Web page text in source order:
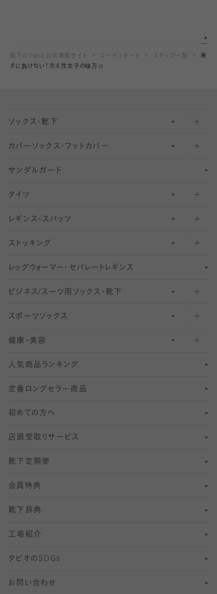
靴下のTabio公式通販サイト コーディネート スタッフ一覧
寒
さに負けない！冷え性女子の味方☆
ソックス・靴下
五本指ソックス・靴下
足袋ソックス・靴下
無地・プレーンソックス・靴下
柄ソックス・靴下
スニーカー（くるぶし）用ソックス
アンクル・ショートソックス（くるぶし上）
クルーソックス（ふくらはぎ下）
ハイソックス
オーバーニー・ニーハイソックス
カバーソックス・フットカバー
フットカバー・カバーソックス（深め）
フットカバー・カバーソックス（ふつう）
フットカバー・カバーソックス（浅め）
サンダルガード
タイツ
30デニール以下のタイツ（薄手タイツ）
31〜40デニールタイツ
41〜60デニールタイツ
61〜80デニールタイツ
81 〜110デニールタイツ
111〜210デニールタイツ
211デニールタイツ以上（防寒・厚手タイツ）
レギンス・スパッツ
柄レギンス
無地レギンス
レギンスパンツ（レギパン）
マタニティレギンス
5 分丈
6 分丈レギンス
7 分丈 レギンス
8分丈 レギンス
10分丈 レギンス
12分丈レギンス
13分丈レギンス
ストッキング
伝線しにくいストッキング
ショートストッキング
結婚式用ストッキング
美脚ストッキング
オールスルーストッキング
レッ グ ウォー マー ・ セパレー ト レ ギンス
ビジネス/スーツ用 ソックス・靴下
匠シリーズ
フレッシャーズ向けソックス・靴下
冠婚葬祭向けソックス・靴下
スーツカジュアルソックス・靴下
ロングホーズ
スポーツソックス
ランニングソックス・靴下
ゴルフソックス・靴下
サッカー・フットサル用ソックス
ヨガソックス・靴下
スポーツ用レッグウォーマー
SSサイズ（21～23cm）
Sサイズ（22～25cm）
Mサイズ（25～27cm）
Lサイズ（27～29cm）
健康・美容
インナーソックス
加圧・着圧ソックス
冷えとり靴下
着圧・加圧タイツ
むくみ対策
足の疲れ対策
足の臭い対策
冷え対策
靴ずれ対策
快適な睡眠対策
人気商品ランキング
定番ロングセラー商品
初めての方へ
店頭受取りサービス
靴下定期便
会員特典
靴下辞典
工場紹介
タビオのSDGs
お問い合わせ